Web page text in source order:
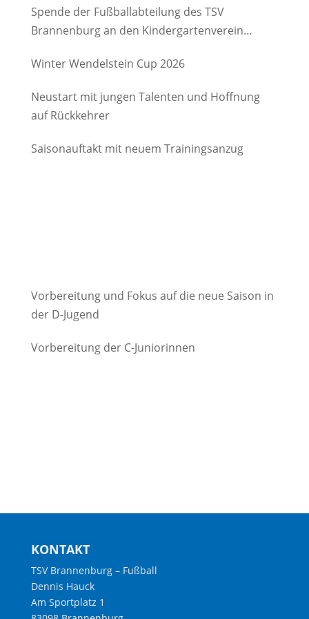
Spende der Fußballabteilung des TSV
Brannenburg an den Kindergartenverein
Winter Wendelstein Cup 2026
Neustart mit jungen Talenten und Hoffnung
auf Rückkehrer
Saisonauftakt mit neuem Trainingsanzug
Vorbereitung und Fokus auf die neue Saison in
der D-Jugend
Vorbereitung der C-Juniorinnen
KONTAKT
TSV Brannenburg – Fußball
Dennis Hauck
Am Sportplatz 1